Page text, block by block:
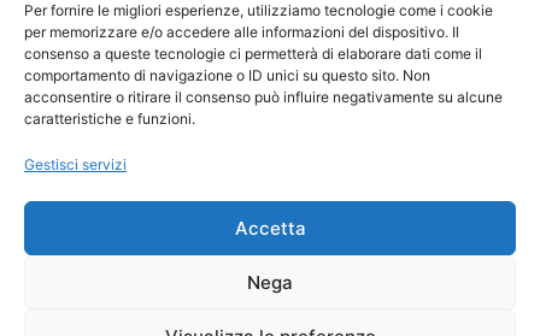
Per fornire le migliori esperienze, utilizziamo tecnologie come i cookie
per memorizzare e/o accedere alle informazioni del dispositivo. Il
consenso a queste tecnologie ci permetterà di elaborare dati come il
comportamento di navigazione o ID unici su questo sito. Non
acconsentire o ritirare il consenso può influire negativamente su alcune
caratteristiche e funzioni.
Gestisci servizi
Accetta
Nega